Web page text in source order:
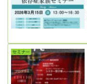
セミナー